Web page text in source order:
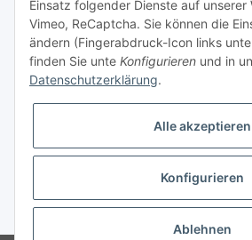
Informationen
Gesetzliche Informationen
* Alle Preise inkl. gesetzlicher USt., zzgl.Versand
Einsatz folgender Dienste auf unserer
Vimeo, ReCaptcha. Sie können die
ändern (Fingerabdruck-Icon links
finden Sie unte Konfigurieren und in
Datenschutzerklärung.
Alle akzeptieren
Konfigurieren
Ablehnen